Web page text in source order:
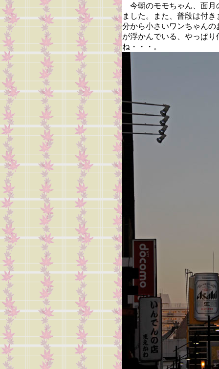
今朝のモモちゃん、面月
ました。また、普段は付
分から小さいワンちゃん
が浮かんでいる、やっぱ
ね・・・。